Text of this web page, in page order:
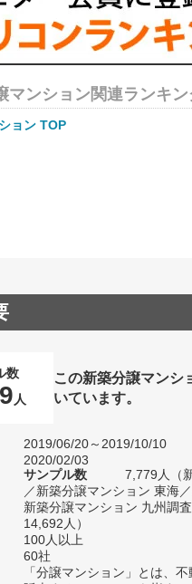
マンション関連ランキン
ョン TOP
数
人
この新築分譲マンシ
いています。
2019/06/20～2019/10/10
2020/02/03
サンプル数
7,779人（
／新築分譲マンション 東海
新築分譲マンション 九州調
14,692人）
100人以上
60社
「分譲マンション」とは、